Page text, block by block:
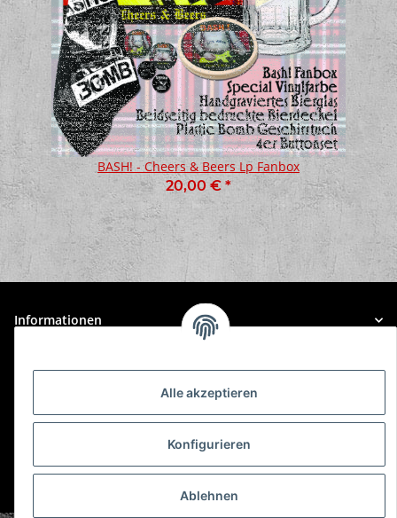
BASH! - Cheers & Beers Lp Fanbox
20,00 € *
Informationen
Gesetzliche Informationen
* Alle Preise inkl. gesetzlicher USt., zzgl.Versand
Alle akzeptieren
Konfigurieren
Ablehnen